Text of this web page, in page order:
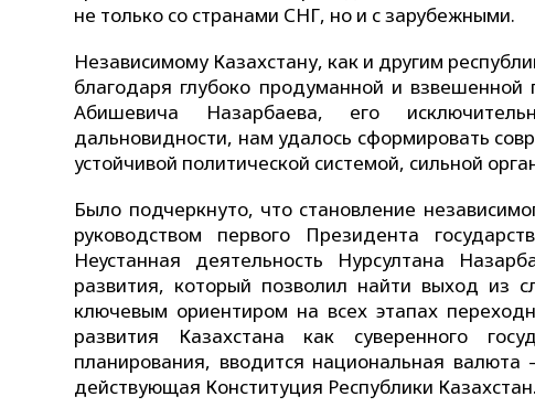
не только со странами СНГ, но и с зарубежными.
Независимому Казахстану, как и другим
благодаря глубоко продуманной и взвешенной
Абишевича Назарбаева, его
дальновидности, нам удалось сформировать
устойчивой политической системой, сильной
Было подчеркнуто, что становление
руководством первого Президента
Неустанная деятельность Нурсултана
развития, который позволил найти выход из
ключевым ориентиром на всех этапах
развития Казахстана как суверенного
планирования, вводится национальная
действующая Конституция Республики Казахстан.